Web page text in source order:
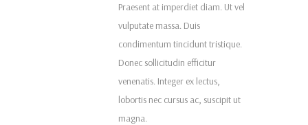
Praesent at imperdiet diam. Ut vel
vulputate massa. Duis
condimentum tincidunt tristique.
Donec sollicitudin efficitur
venenatis. Integer ex lectus,
lobortis nec cursus ac, suscipit ut
magna.